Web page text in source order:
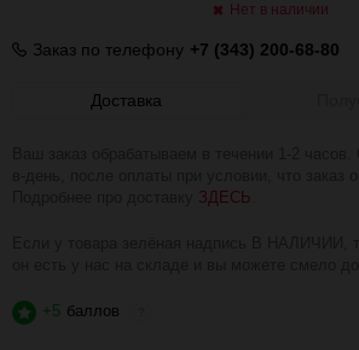
Нет в наличии
Заказ по телефону +7 (343) 200-68-80
Доставка
ЗДЕСЬ
+5 баллов